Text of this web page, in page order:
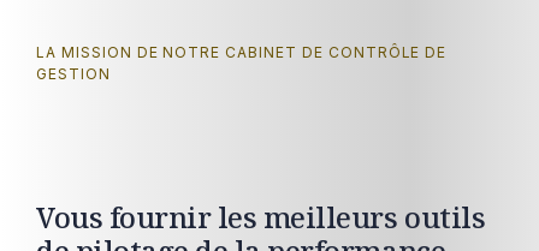
LA MISSION DE NOTRE CABINET DE CONTRÔLE DE
GESTION
Vous fournir les meilleurs outils